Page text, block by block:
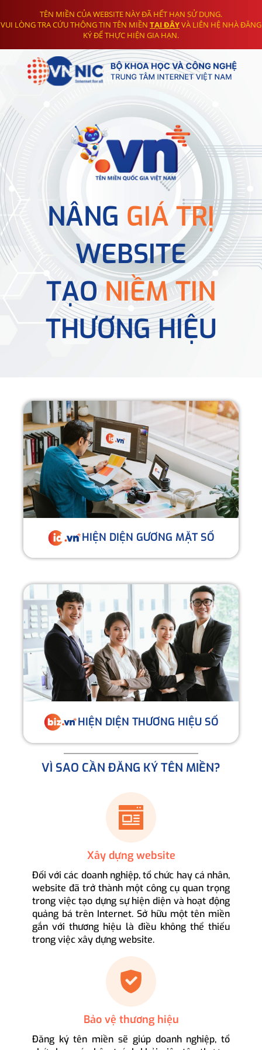
TÊN MIỀN CỦA WEBSITE NÀY ĐÃ HẾT HẠN SỬ DỤNG.
VUI LÒNG TRA CỨU THÔNG TIN TÊN MIỀN TẠI ĐÂYVÀ LIÊN HỆ NHÀ ĐĂNG
KÝ ĐỂ THỰC HIỆN GIA HẠN.
NÂNG GIÁ TRỊ
WEBSITE
TẠONIỀM TIN
THƯƠNG HIỆU
HIỆN DIỆN GƯƠNG MẶT SỐ
HIỆN DIỆN THƯƠNG HIỆU SỐ
VÌ SAO CẦN ĐĂNG KÝ TÊN MIỀN?
Xây dựng website
Đối với các doanh nghiệp, tổ chức hay cá nhân,
website đã trở thành một công cụ quan trọng
trong việc tạo dựng sự hiện diện và hoạt động
quảng bá trên Internet. Sở hữu một tên miền
gắn với thương hiệu là điều không thể thiếu
trong việc xây dựng website.
Bảo vệ thương hiệu
Đăng ký tên miền sẽ giúp doanh nghiệp, tổ